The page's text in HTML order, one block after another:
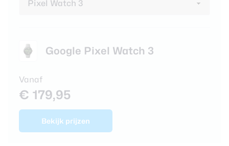
Google Pixel Watch 3
Vanaf
€ 179,95
Bekijk prijzen